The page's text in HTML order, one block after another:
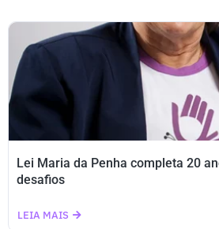
Lei Maria da Penha completa 20
desafios
LEIA MAIS